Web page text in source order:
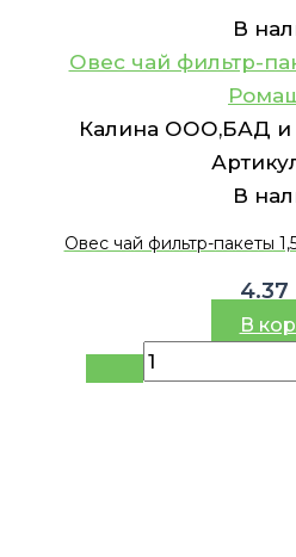
В
Овес чай фильтр-
Калина ООО,БАД и
В
Овес чай фильтр-пакеты
4.37
В